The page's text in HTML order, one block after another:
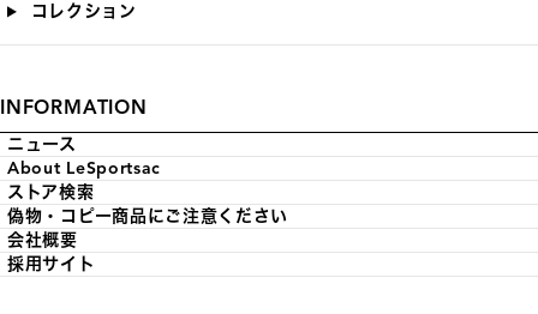
コレクション
INFORMATION
ニュース
About LeSportsac
ストア検索
偽物・コピー商品にご注意ください
会社概要
採用サイト